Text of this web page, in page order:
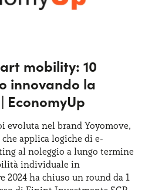
mobility: 10
innovando la
evoluta nel brand Yoyomove,
applica logiche di e-
al noleggio a lungo termine
individuale in
2024 ha chiuso un round da 1